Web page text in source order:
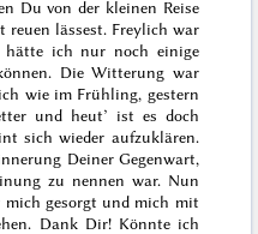
Du von der kleinen Reise
lässest. Freylich war
ich nur noch einige
Die Witterung war
wie im Frühling, gestern
und heut’ ist es doch
sich wieder aufzuklären.
Deiner Gegenwart,
zu nennen war. Nun
gesorgt und mich mit
Dank Dir! Könnte ich